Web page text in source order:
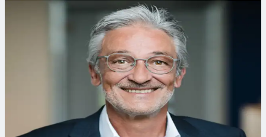
Sie haben Fragen zu unseren Leistungen?
Kontaktieren Sie unseren Experten.
Dipl.-Geol. Momir Bjelanovic
Momir Bjelanovic leitet den Bereich Umwelt in unserer